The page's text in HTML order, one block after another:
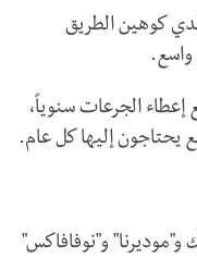
كوهين الطريق
واسع.
إعطاء الجرعات سنوياً،
يحتاجون إليها كل عام.
و"نوفافاكس"